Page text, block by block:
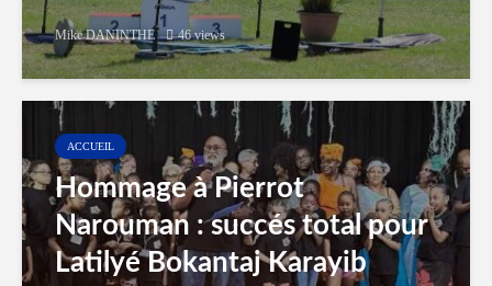
Mike DANINTHE 46 views
ACCUEIL
Hommage à Pierrot
Narouman : succés total pour
Latilyé Bokantaj Karayib